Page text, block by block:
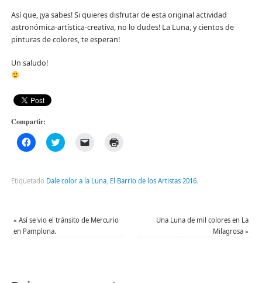
Así que, ¡ya sabes! Si quieres disfrutar de esta original actividad
astronómica-artística-creativa, no lo dudes! La Luna, y cientos de
pinturas de colores, te esperan!
Un saludo!
Compartir:
Haz
clic
Facebook
(Se
ventana
nueva)
Haz
clic
Twitter
(Se
ventana
nueva)
enlace
por
un
amigo
abre
abre
en
Etiquetado Dale color a la Luna, El Barrio de los Artistas 2016.
« Así se vio el tránsito de Mercurio
en Pamplona.
Una Luna de mil colores en La
Milagrosa»